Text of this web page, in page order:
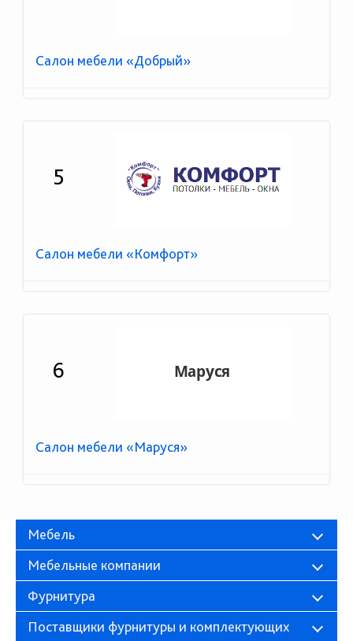
Салон мебели «Добрый»
5
Салон мебели «Комфорт»
6
Салон мебели «Маруся»
Мебель
Мебельные компании
Фурнитура
Поставщики фурнитуры и комплектующих